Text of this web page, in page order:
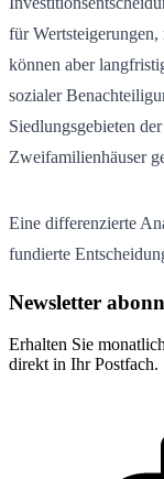
für Wertsteigerungen,
können aber
sozialer
Siedlungsgebieten
Zweifamilienhäuser
Eine differenzierte
fundierte
Newsletter
Erhalten Sie
direkt in Ihr Postfach.